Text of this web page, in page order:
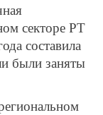
секторе РТ
составила
были заняты